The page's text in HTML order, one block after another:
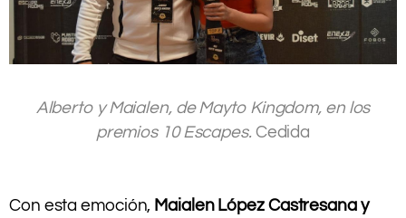
Alberto y Maialen, de Mayto Kingdom, en los
premios 10 Escapes.Cedida
Con esta emoción, Maialen López Castresana y